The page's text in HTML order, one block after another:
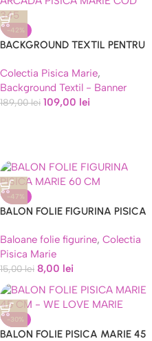
-42%
BACKGROUND TEXTIL PENTRU
MARIE COD 345
Colectia Pisica Marie,
Background Textil - Banner
189,00lei 109,00 lei
-47%
BALON FOLIE FIGURINA PISICA
Baloane folie figurine, Colectia
Pisica Marie
15,00lei 8,00 lei
-30%
BALON FOLIE PISICA MARIE 45